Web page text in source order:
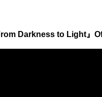
Darkness to Light』